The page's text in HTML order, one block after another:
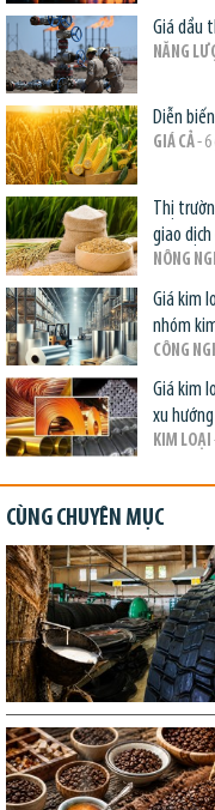
Giá dầu
NĂNG
Diễn
GIÁ CẢ- 6
Thị
giao dịch
NÔNG
Giá kim
nhóm
CÔNG
Giá kim
xu
KIM LOẠI
CÙNG CHUYÊN MỤC